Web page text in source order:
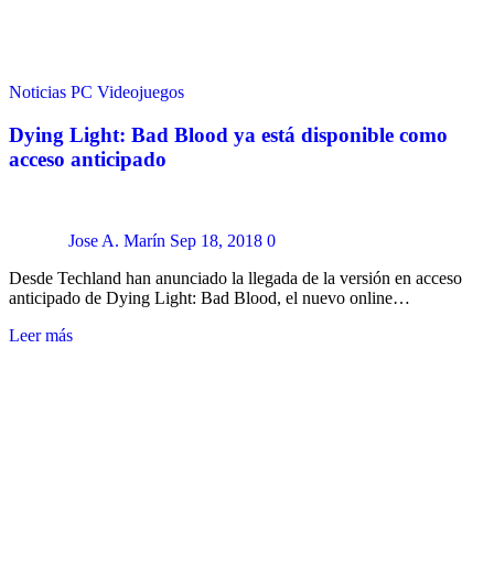
Noticias PC Videojuegos
Dying Light: Bad Blood ya está disponible como
acceso anticipado
Jose A. Marín Sep 18, 2018 0
Desde Techland han anunciado la llegada de la versión en acceso
anticipado de Dying Light: Bad Blood, el nuevo online…
Leer más